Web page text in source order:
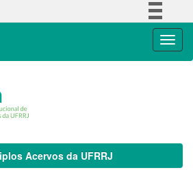
Acervos da UFRRJ